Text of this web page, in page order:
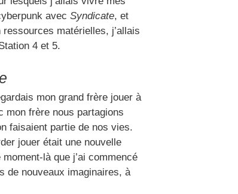
avec Syndicate, et
matérielles, j’allais
4 et 5.
mon grand frère jouer à
mon frère nous partagions
faisaient partie de nos vies.
jouer était une nouvelle
là que j’ai commencé
de nouveaux imaginaires, à